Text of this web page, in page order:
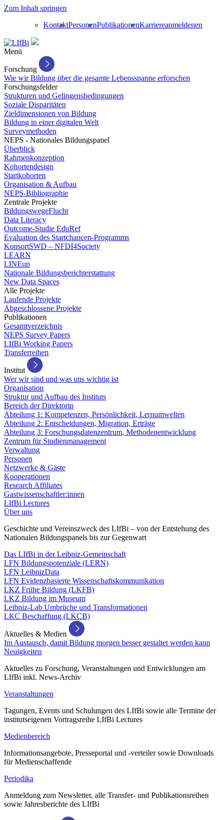
Zum Inhalt springen
KontaktPersonenPublikationenKarriereanmeldenen
Menü
Forschung
Wie wir Bildung über die gesamte Lebensspanne erforschen
Forschungsfelder
Strukturen und Gelingensbedingungen
Soziale Disparitäten
Zieldimensionen von Bildung
Bildung in einer digitalen Welt
Surveymethoden
NEPS - Nationales Bildungspanel
Überblick
Rahmenkonzeption
Kohortendesign
Startkohorten
Organisation & Aufbau
NEPS-Bibliographie
Zentrale Projekte
BildungswegeFlucht
Data Literacy
Outcome-Studie EduRef
Evaluation des Startchancen-Programms
KonsortSWD – NFDI4Society
LEARN
LINEup
Nationale Bildungsberichterstattung
New Data Spaces
Alle Projekte
Laufende Projekte
Abgeschlossene Projekte
Publikationen
Gesamtverzeichnis
NEPS Survey Papers
LIfBi Working Papers
Transferreihen
Institut
Wer wir sind und was uns wichtig ist
Organisation
Struktur und Aufbau des Instituts
Bereich der Direktorin
Abteilung 1: Kompetenzen, Persönlichkeit, Lernumwelten
Abteilung 2: Entscheidungen, Migration, Erträge
Abteilung 3: Forschungsdatenzentrum, Methodenentwicklung
Zentrum für Studienmanagement
Verwaltung
Personen
Netzwerke & Gäste
Kooperationen
Research Affiliates
Gastwissenschaftler:innen
LIfBi Lectures
Über uns
Geschichte und Vereinszweck des LIfBi – von der Entstehung des
Nationalen Bildungspanels bis zur Gegenwart
Das LIfBi in der Leibniz-Gemeinschaft
LFN Bildungspotenziale (LERN)
LFN LeibnizData
LFN Evidenzbasierte Wissenschaftskommunikation
LKZ Frühe Bildung (LKFB)
LKZ Bildung im Museum
Leibniz-Lab Umbrüche und Transformationen
LKC Beschaffung (LKCB)
Aktuelles & Medien
Im Austausch, damit Bildung morgen besser gestaltet werden kann
Neuigkeiten
Aktuelles zu Forschung, Veranstaltungen und Entwicklungen am
LIfBi inkl. News-Archiv
Veranstaltungen
Tagungen, Events und Schulungen des LIfBi sowie alle Termine der
institutseigenen Vortragsreihe LIfBi Lectures
Medienbereich
Informationsangebote, Presseportal und -verteiler sowie Downloads
für Medienschaffende
Periodika
Anmeldung zum Newsletter, alle Transfer- und Publikationsreihen
sowie Jahresberichte des LIfBi